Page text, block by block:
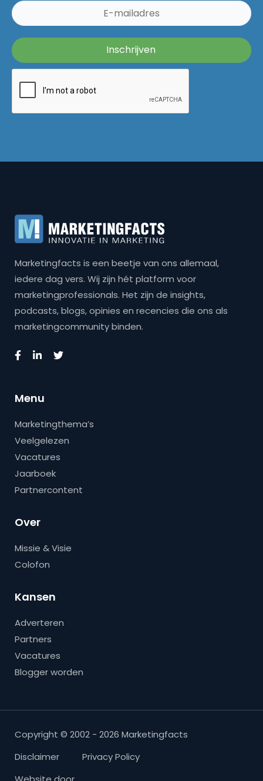
Marketingfacts is een beetje van ons allemaal,
iedere dag vers. Wij zijn hét platform voor
marketingprofessionals. Het zijn de insights,
podcasts, blogs, opinies en recencies die ons als
marketingcommunity binden.
Menu
Marketingthema’s
Veelgelezen
Vacatures
Jaarboek
Partnercontent
Over
Missie & Visie
Colofon
Kansen
Adverteren
Partners
Vacatures
Blogger worden
Copyright © 2002 - 2026 Marketingfacts
Disclaimer
Privacy Policy